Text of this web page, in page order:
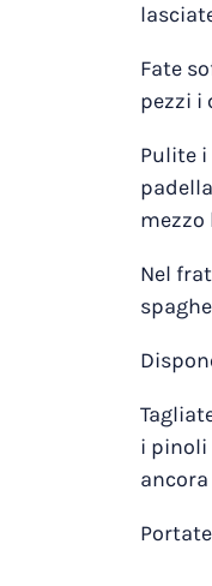
Fate
pezzi i
Pulite
Nel
i pinoli